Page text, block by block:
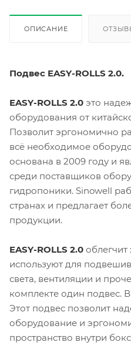
ОПИСАНИЕ
Подвес EASY-ROLLS 2.0.
EASY-ROLLS 2.0 это
оборудования от
Позволит эргономично
всё необходимое
основана в 2009 году и
среди поставщиков
гидропоники. Sinowell
странах и предлагает
продукции.
EASY-ROLLS 2.0 облегчит
используют для
света, вентиляции и
комплекте один подвес.
Этот подвес позволит
оборудование и
пространство внутри